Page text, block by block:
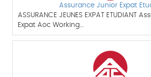
Assurance Junior Expat
ASSURANCE JEUNES EXPAT ETUDIANT
Expat Aoc Working…